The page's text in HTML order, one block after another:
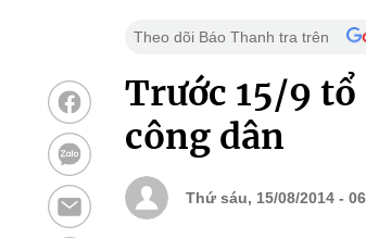
Theo dõi Báo Thanh tra trên
Trước 15/9
công dân
Thứ sáu, 15/08/2014 -